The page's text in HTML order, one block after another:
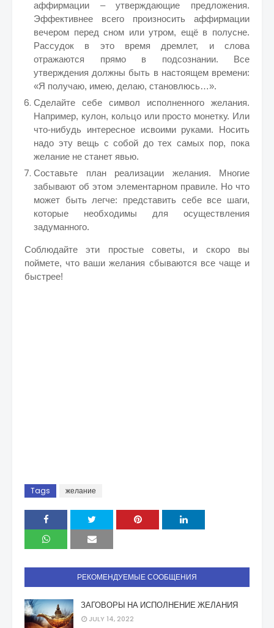
аффирмации – утверждающие предложения.
Эффективнее всего произносить аффирмации
вечером перед сном или утром, ещё в полусне.
Рассудок в это время дремлет, и слова
отражаются прямо в подсознании. Все
утверждения должны быть в настоящем времени:
«Я получаю, имею, делаю, становлюсь…».
Сделайте себе символ исполненного желания.
Например, кулон, кольцо или просто монетку. Или
что-нибудь интересное исвоими руками. Носить
надо эту вещь с собой до тех самых пор, пока
желание не станет явью.
Составьте план реализации желания. Многие
забывают об этом элементарном правиле. Но что
может быть легче: представить себе все шаги,
которые необходимы для осуществления
задуманного.
Соблюдайте эти простые советы, и скоро вы
поймете, что ваши желания сбываются все чаще и
быстрее!
Tags желание
РЕКОМЕНДУЕМЫЕ СООБЩЕНИЯ
ЗАГОВОРЫ НА ИСПОЛНЕНИЕ ЖЕЛАНИЯ
JULY 14, 2022